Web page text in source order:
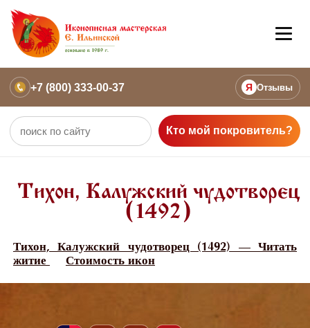
+7 (800) 333-00-37 Я Отзывы
Кто мой покровитель?
Тихон, Калужский чудотворец
(1492)
Тихон, Калужский чудотворец (1492) — Читать
житие
Стоимость икон